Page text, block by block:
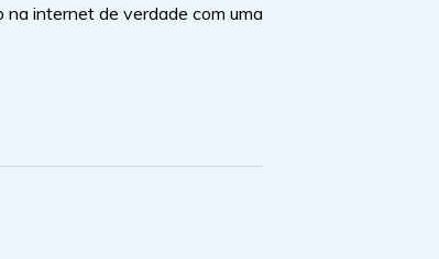
na internet de verdade com uma